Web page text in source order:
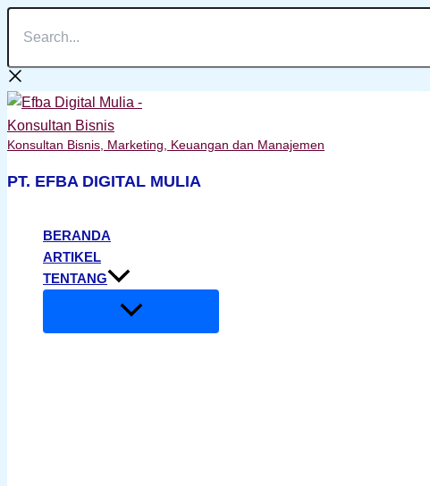
konten
Search...
Konsultan Bisnis, Marketing, Keuangan dan Manajemen
PT. EFBA DIGITAL MULIA
BERANDA
ARTIKEL
TENTANG